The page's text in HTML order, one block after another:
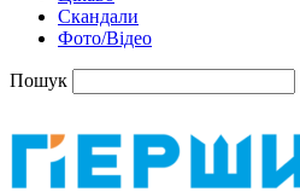
Скандали
Фото/Відео
Пошук